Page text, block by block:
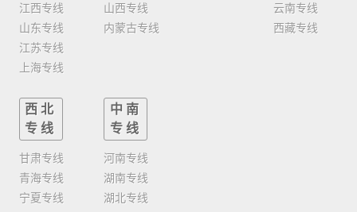
江西专线
山东专线
江苏专线
上海专线
山西专线
内蒙古专线
云南专线
西藏专线
西北
专线
甘肃专线
青海专线
宁夏专线
中南
专线
河南专线
湖南专线
湖北专线